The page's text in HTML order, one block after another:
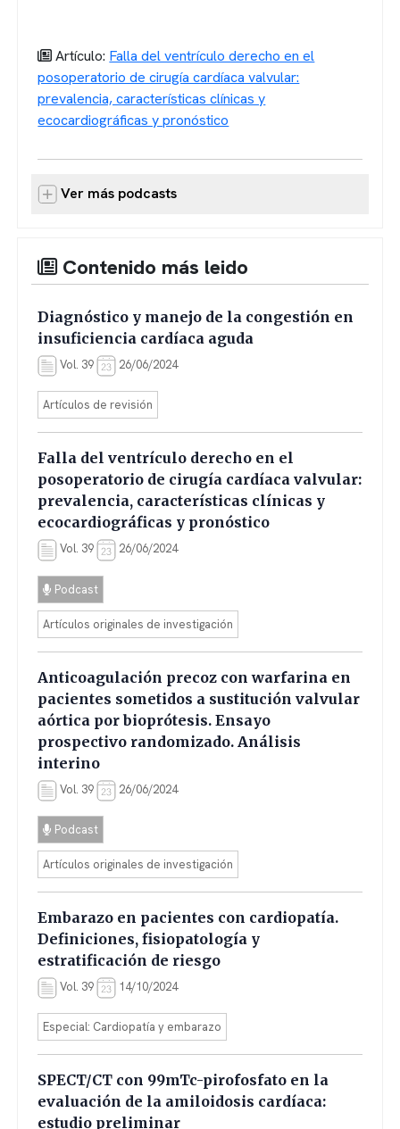
Artículo: Falla del ventrículo derecho en el
posoperatorio de cirugía cardíaca valvular:
prevalencia, características clínicas y
ecocardiográficas y pronóstico
Ver más podcasts
Contenido más leido
Diagnóstico y manejo de la congestión en
insuficiencia cardíaca aguda
Vol. 39 26/06/2024
Artículos de revisión
Falla del ventrículo derecho en el
posoperatorio de cirugía cardíaca valvular:
prevalencia, características clínicas y
ecocardiográficas y pronóstico
Vol. 39 26/06/2024
Podcast
Artículos originales de investigación
Anticoagulación precoz con warfarina en
pacientes sometidos a sustitución valvular
aórtica por bioprótesis. Ensayo
prospectivo randomizado. Análisis
interino
Vol. 39 26/06/2024
Podcast
Artículos originales de investigación
Embarazo en pacientes con cardiopatía.
Definiciones, fisiopatología y
estratificación de riesgo
Vol. 39 14/10/2024
Especial: Cardiopatía y embarazo
SPECT/CT con 99mTc-pirofosfato en la
evaluación de la amiloidosis cardíaca:
estudio preliminar